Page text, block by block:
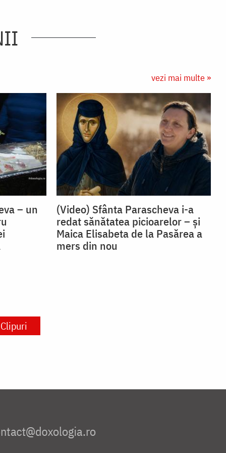
vezi mai multe »
– un
(Video) Sfânta Parascheva i-a
redat sănătatea picioarelor – și
Maica Elisabeta de la Pasărea a
mers din nou
Clipuri